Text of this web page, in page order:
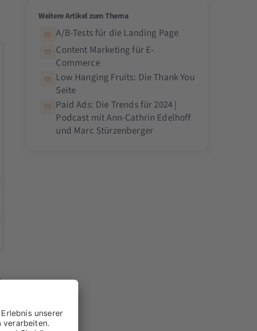
Weitere Artikel zum Thema
A/B-Tests für die Landing Page
Content Marketing für E-
Commerce
Low Hanging Fruits: Die Thank You
Seite
Paid Ads: Die Trends für 2024 |
Podcast mit Ann-Cathrin Edelhoff
und Marc Stürzenberger